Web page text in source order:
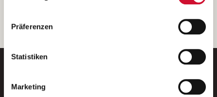
Sie der Speicherung sämtlicher Cookies zu. Sie können
Ihre Einwilligung selbstverständlich jederzeit widerrufen,
indem Sie die Cookie-Einstellungen aufrufen und diese
unserer
Präferenzen
Statistiken
Marketing